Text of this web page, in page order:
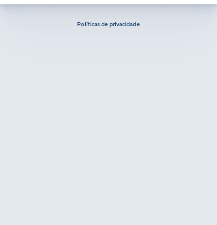
Políticas de privacidade